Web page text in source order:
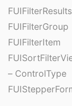
FUIFilterGroup
FUIFilterItem
– ControlType